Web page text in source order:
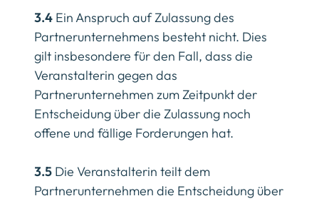
3.4 Ein Anspruch auf Zulassung des
Partnerunternehmens besteht nicht. Dies
gilt insbesondere für den Fall, dass die
Veranstalterin gegen das
Partnerunternehmen zum Zeitpunkt der
Entscheidung über die Zulassung noch
offene und fällige Forderungen hat.
3.5 Die Veranstalterin teilt dem
Partnerunternehmen die Entscheidung über